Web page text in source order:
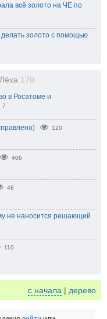
всё золото на ЧЕ по
золото с помощью
170
в Росатоме и
7
120
406
48
не наносится решающий
110
с начала | дерево